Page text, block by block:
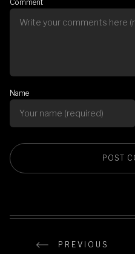
Comment
Name
PREVIOUS